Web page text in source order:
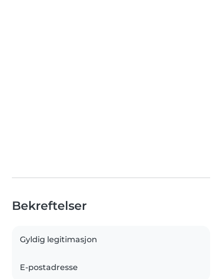
Bekreftelser
Gyldig legitimasjon
E-postadresse